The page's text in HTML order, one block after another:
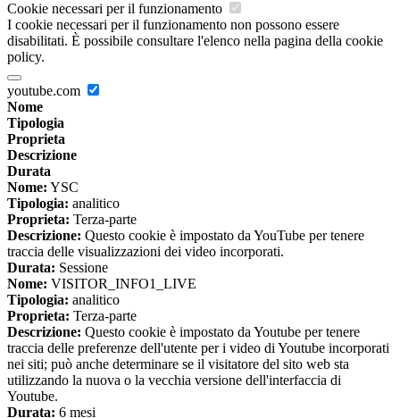
Cookie necessari per il funzionamento
I cookie necessari per il funzionamento non possono essere
disabilitati. È possibile consultare l'elenco nella pagina della cookie
policy.
youtube.com
Nome
Tipologia
Proprieta
Descrizione
Durata
Nome: YSC
Tipologia: analitico
Proprieta: Terza-parte
Descrizione: Questo cookie è impostato da YouTube per tenere
traccia delle visualizzazioni dei video incorporati.
Durata: Sessione
Nome: VISITOR_INFO1_LIVE
Tipologia: analitico
Proprieta: Terza-parte
Descrizione: Questo cookie è impostato da Youtube per tenere
traccia delle preferenze dell'utente per i video di Youtube incorporati
nei siti; può anche determinare se il visitatore del sito web sta
utilizzando la nuova o la vecchia versione dell'interfaccia di
Youtube.
Durata: 6 mesi